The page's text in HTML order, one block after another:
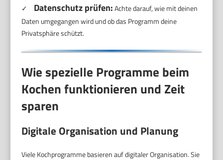
✓ Datenschutz prüfen:Achte darauf, wie mit deinen
Daten umgegangen wird und ob das Programm deine
Privatsphäre schützt.
Wie spezielle Programme beim
Kochen funktionieren und Zeit
sparen
Digitale Organisation und Planung
Viele Kochprogramme basieren auf digitaler Organisation. Sie